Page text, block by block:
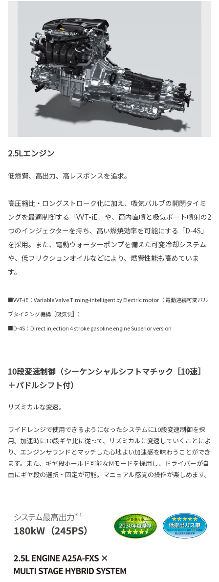
2.5Lエンジン
低燃費、高出力、高レスポンスを追求。
高圧縮比・ロングストローク化に加え、吸気バルブの開閉タイミ
ングを最適制御する「VVT-iE」や、筒内直噴と吸気ポート噴射の2
つのインジェクターを持ち、高い燃焼効率を可能にする「D-4S」
を採用。また、電動ウォーターポンプを備えた可変冷却システム
や、低フリクションオイルなどにより、燃費性能も高めていま
す。
■VVT-iE：Variable Valve Timing-intelligent by Electric motor（ 電動連続可変バル
ブタイミング機構［吸気側］）
■D-4S：Direct injection 4 stroke gasoline engine Superior version
10段変速制御（シーケンシャルシフトマチック［10速］
＋パドルシフト付）
リズミカルな変速。
ワイドレンジで使用できるようになったシステムに10段変速制御を採
用。加速時に10段ギヤ比に従って、リズミカルに変速していくことによ
り、エンジンサウンドとマッチした心地よい加速感を味わうことができ
ます。また、ギヤ段ホールド可能なMモードを採用し、ドライバーが自
由にギヤ段の選択・固定が可能。マニュアル感覚の操作が楽しめます。